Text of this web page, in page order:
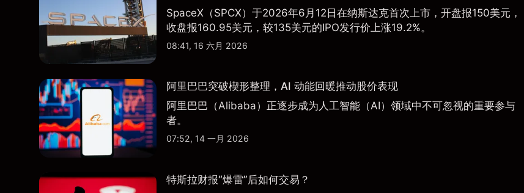
SpaceX（SPCX）于2026年6月12日在纳斯达克首次上市，开盘报150美元，
收盘报160.95美元，较135美元的IPO发行价上涨19.2%。
08:41, 16 六月 2026
阿里巴巴突破楔形整理，AI 动能回暖推动股价表现
阿里巴巴（Alibaba）正逐步成为人工智能（AI）领域中不可忽视的重要参与
者。
07:52, 14 一月 2026
特斯拉财报“爆雷”后如何交易？